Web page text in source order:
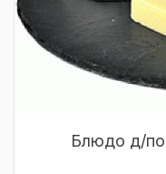
Блюдо д/